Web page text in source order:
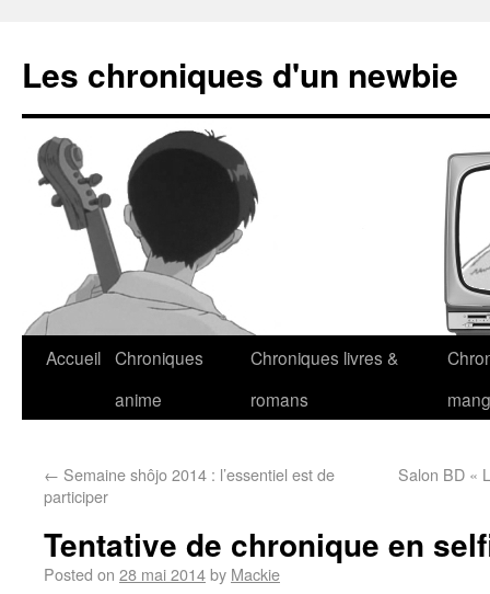
Les chroniques d'un newbie
Accueil Chroniques
anime
Chroniques livres &
romans
← Semaine shôjo 2014 : l’essentiel est de
participer
Salon BD «
Tentative de chronique en
Posted on 28 mai 2014by Mackie